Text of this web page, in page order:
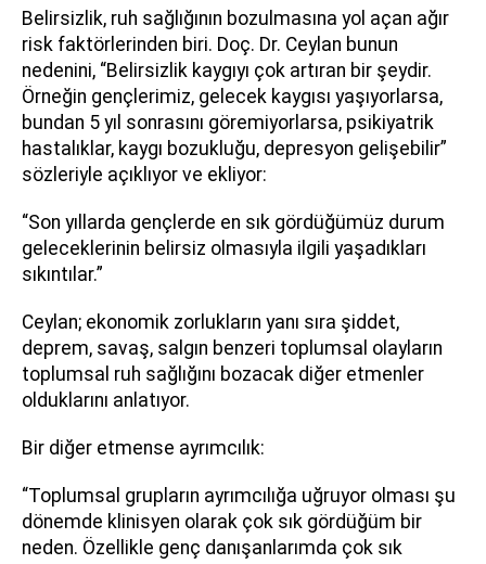
Belirsizlik, ruh sağlığının bozulmasına yol açan ağır
risk faktörlerinden biri. Doç. Dr. Ceylan bunun
nedenini, “Belirsizlik kaygıyı çok artıran bir şeydir.
Örneğin gençlerimiz, gelecek kaygısı yaşıyorlarsa,
bundan 5 yıl sonrasını göremiyorlarsa, psikiyatrik
hastalıklar, kaygı bozukluğu, depresyon gelişebilir”
sözleriyle açıklıyor ve ekliyor:
“Son yıllarda gençlerde en sık gördüğümüz durum
geleceklerinin belirsiz olmasıyla ilgili yaşadıkları
sıkıntılar.”
Ceylan; ekonomik zorlukların yanı sıra şiddet,
deprem, savaş, salgın benzeri toplumsal olayların
toplumsal ruh sağlığını bozacak diğer etmenler
olduklarını anlatıyor.
Bir diğer etmense ayrımcılık:
“Toplumsal grupların ayrımcılığa uğruyor olması şu
dönemde klinisyen olarak çok sık gördüğüm bir
neden. Özellikle genç danışanlarımda çok sık